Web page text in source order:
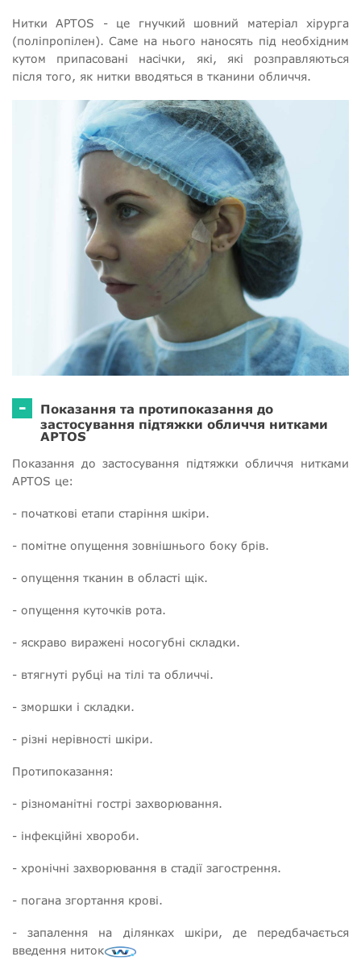
Нитки APTOS - це гнучкий шовний матеріал хірурга
(поліпропілен). Саме на нього наносять під необхідним
кутом припасовані насічки, які, які розправляються
після того, як нитки вводяться в тканини обличчя.
-
Показання та протипоказання до
застосування підтяжки обличчя нитками
APTOS
Показання до застосування підтяжки обличчя нитками
APTOS це:
- початкові етапи старіння шкіри.
- помітне опущення зовнішнього боку брів.
- опущення тканин в області щік.
- опущення куточків рота.
- яскраво виражені носогубні складки.
- втягнуті рубці на тілі та обличчі.
- зморшки і складки.
- різні нерівності шкіри.
Протипоказання:
- різноманітні гострі захворювання.
- інфекційні хвороби.
- хронічні захворювання в стадії загострення.
- погана згортання крові.
- запалення на ділянках шкіри, де передбачається
введення ниток